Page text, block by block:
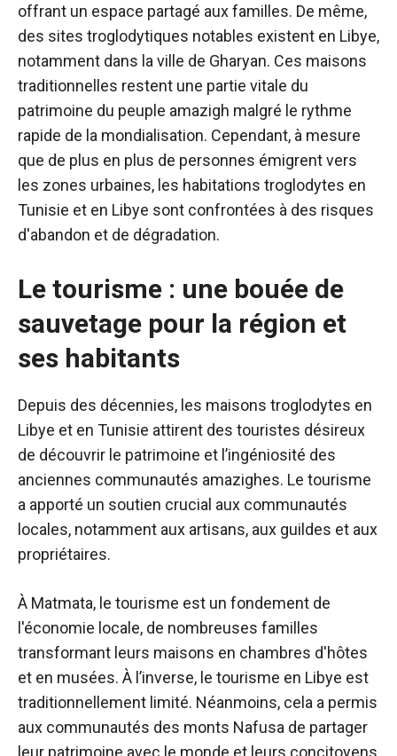
offrant un espace partagé aux familles. De même,
des sites troglodytiques notables existent en Libye,
notamment dans la ville de Gharyan. Ces maisons
traditionnelles restent une partie vitale du
patrimoine du peuple amazigh malgré le rythme
rapide de la mondialisation. Cependant, à mesure
que de plus en plus de personnes émigrent vers
les zones urbaines, les habitations troglodytes en
Tunisie et en Libye sont confrontées à des risques
d'abandon et de dégradation.
Le tourisme : une bouée de
sauvetage pour la région et
ses habitants
Depuis des décennies, les maisons troglodytes en
Libye et en Tunisie attirent des touristes désireux
de découvrir le patrimoine et l’ingéniosité des
anciennes communautés amazighes. Le tourisme
a apporté un soutien crucial aux communautés
locales, notamment aux artisans, aux guildes et aux
propriétaires.
À Matmata, le tourisme est un fondement de
l'économie locale, de nombreuses familles
transformant leurs maisons en chambres d'hôtes
et en musées. À l’inverse, le tourisme en Libye est
traditionnellement limité. Néanmoins, cela a permis
aux communautés des monts Nafusa de partager
leur patrimoine avec le monde et leurs concitoyens